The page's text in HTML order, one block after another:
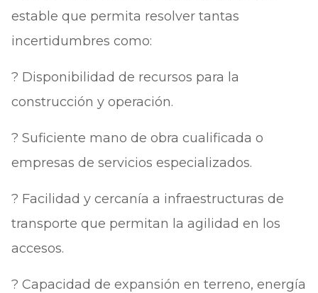
estable que permita resolver tantas
incertidumbres como:
? Disponibilidad de recursos para la
construcción y operación.
? Suficiente mano de obra cualificada o
empresas de servicios especializados.
? Facilidad y cercanía a infraestructuras de
transporte que permitan la agilidad en los
accesos.
? Capacidad de expansión en terreno, energía